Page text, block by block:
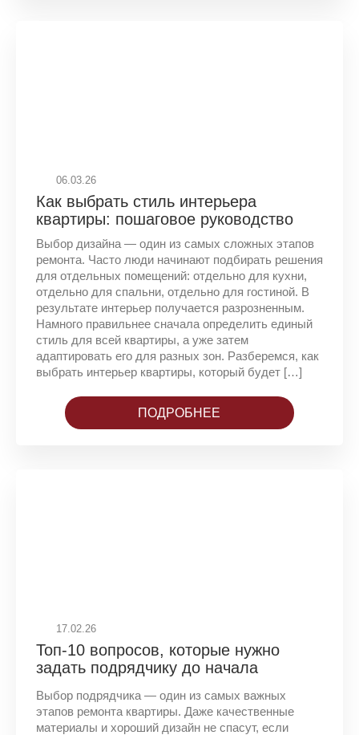
06.03.26
Как выбрать стиль интерьера
квартиры: пошаговое руководство
Выбор дизайна — один из самых сложных этапов
ремонта. Часто люди начинают подбирать решения
для отдельных помещений: отдельно для кухни,
отдельно для спальни, отдельно для гостиной. В
результате интерьер получается разрозненным.
Намного правильнее сначала определить единый
стиль для всей квартиры, а уже затем
адаптировать его для разных зон. Разберемся, как
выбрать интерьер квартиры, который будет […]
ПОДРОБНЕЕ
17.02.26
Топ-10 вопросов, которые нужно
задать подрядчику до начала
Выбор подрядчика — один из самых важных
этапов ремонта квартиры. Даже качественные
материалы и хороший дизайн не спасут, если